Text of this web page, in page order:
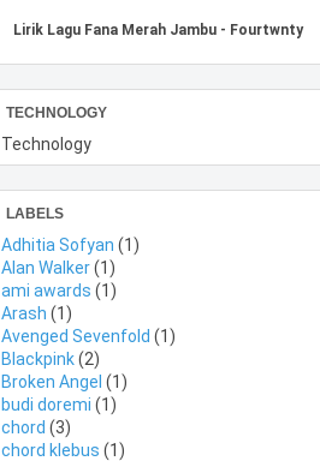
Lirik Lagu Fana Merah Jambu - Fourtwnty
TECHNOLOGY
Technology
LABELS
Adhitia Sofyan (1)
Alan Walker (1)
ami awards (1)
Arash (1)
Avenged Sevenfold (1)
Blackpink (2)
Broken Angel (1)
budi doremi (1)
chord (3)
chord klebus (1)